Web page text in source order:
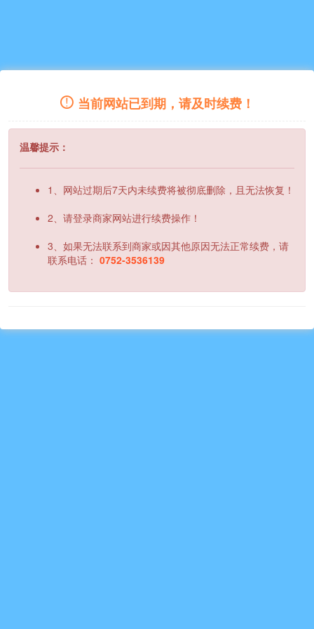
当前网站已到期，请及时续费！
温馨提示：
1、网站过期后7天内未续费将被彻底删除，且无法恢复！
2、请登录商家网站进行续费操作！
3、如果无法联系到商家或因其他原因无法正常续费，请
联系电话： 0752-3536139